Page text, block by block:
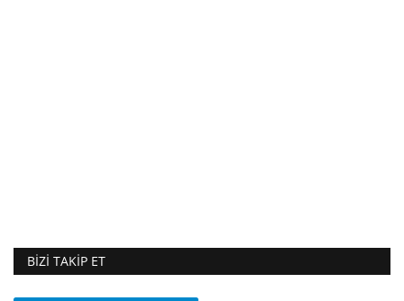
BIZI TAKIP ET